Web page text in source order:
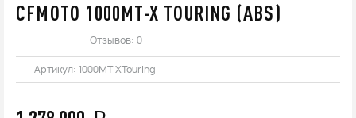
CFMOTO 1000MT-X TOURING (ABS)
Отзывов: 0
Артикул: 1000MT-XTouring